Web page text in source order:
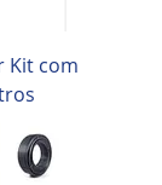
Kit com